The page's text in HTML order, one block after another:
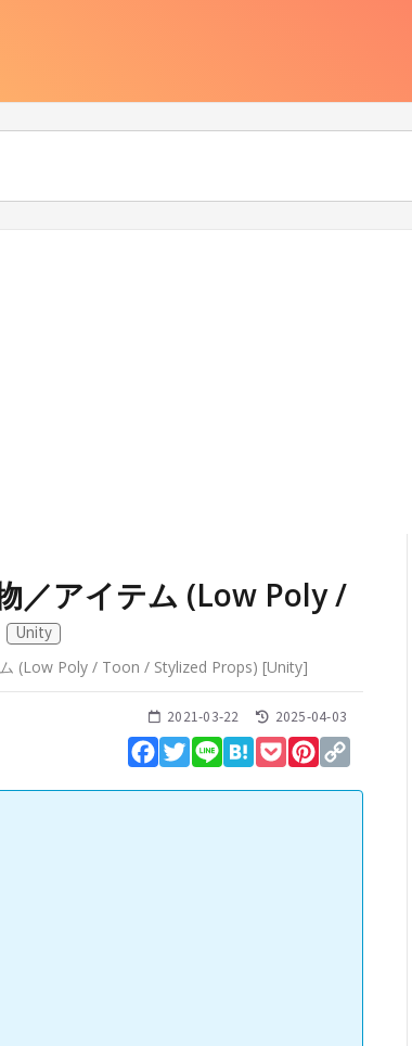
／アイテム (Low Poly /
Unity
(Low Poly / Toon / Stylized Props) [Unity]
2021-03-22 2025-04-03
Facebook
Twitter
Line HatenaPocketPinterest